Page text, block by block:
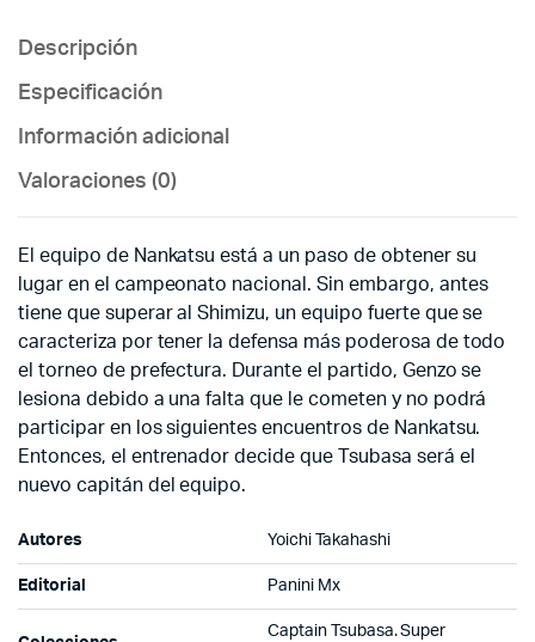
Descripción
Especificación
Información adicional
Valoraciones (0)
El equipo de Nankatsu está a un paso de obtener su
lugar en el campeonato nacional. Sin embargo, antes
tiene que superar al Shimizu, un equipo fuerte que se
caracteriza por tener la defensa más poderosa de todo
el torneo de prefectura. Durante el partido, Genzo se
lesiona debido a una falta que le cometen y no podrá
participar en los siguientes encuentros de Nankatsu.
Entonces, el entrenador decide que Tsubasa será el
nuevo capitán del equipo.
Autores Yoichi Takahashi
Editorial Panini Mx
Captain Tsubasa. Super